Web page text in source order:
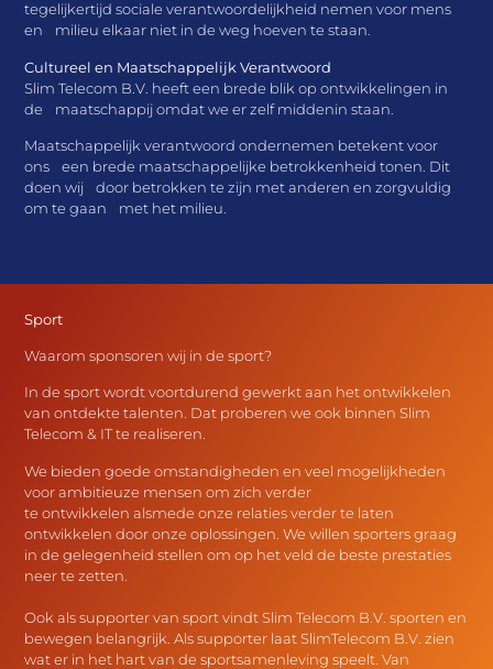
tegelijkertijd sociale verantwoordelijkheid nemen voor mens
en milieu elkaar niet in de weg hoeven te staan.
Cultureel en Maatschappelijk Verantwoord
Slim Telecom B.V. heeft een brede blik op ontwikkelingen in
de maatschappij omdat we er zelf middenin staan.
Maatschappelijk verantwoord ondernemen betekent voor
ons een brede maatschappelijke betrokkenheid tonen. Dit
doen wij door betrokken te zijn met anderen en zorgvuldig
om te gaan met het milieu.
Sport
Waarom sponsoren wij in de sport?
In de sport wordt voortdurend gewerkt aan het ontwikkelen
van ontdekte talenten. Dat proberen we ook binnen Slim
Telecom & IT te realiseren.
We bieden goede omstandigheden en veel mogelijkheden
voor ambitieuze mensen om zich verder
te ontwikkelen alsmede onze relaties verder te laten
ontwikkelen door onze oplossingen. We willen sporters graag
in de gelegenheid stellen om op het veld de beste prestaties
neer te zetten.
Ook als supporter van sport vindt Slim Telecom B.V. sporten en
bewegen belangrijk. Als supporter laat SlimTelecom B.V. zien
wat er in het hart van de sportsamenleving speelt. Van